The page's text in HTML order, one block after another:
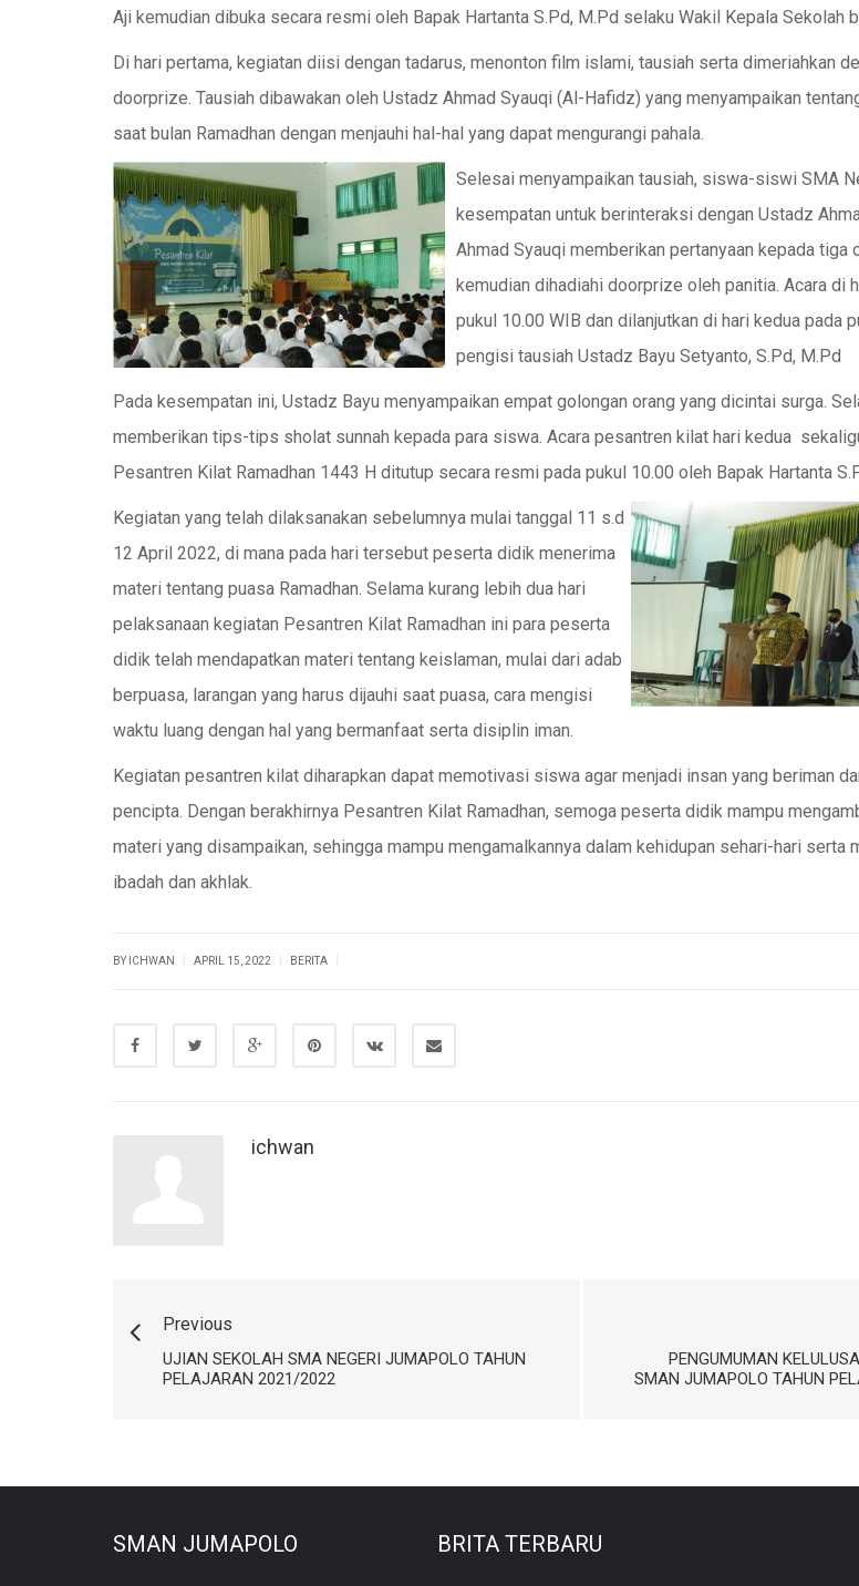
Aji kemudian dibuka secara resmi oleh Bapak Hartanta S.Pd, M.Pd selaku Wakil Kepala Sekolah
Di hari pertama, kegiatan diisi dengan tadarus, menonton film islami, tausiah serta dimeriahkan
doorprize. Tausiah dibawakan oleh Ustadz Ahmad Syauqi (Al-Hafidz) yang menyampaikan
saat bulan Ramadhan dengan menjauhi hal-hal yang dapat mengurangi pahala.
Selesai menyampaikan tausiah, siswa-siswi SMA
kesempatan untuk berinteraksi dengan Ustadz
Ahmad Syauqi memberikan pertanyaan kepada tiga
kemudian dihadiahi doorprize oleh panitia. Acara di
pukul 10.00 WIB dan dilanjutkan di hari kedua pada
pengisi tausiah Ustadz Bayu Setyanto, S.Pd, M.Pd
Pada kesempatan ini, Ustadz Bayu menyampaikan empat golongan orang yang dicintai surga.
memberikan tips-tips sholat sunnah kepada para siswa. Acara pesantren kilat hari kedua
Pesantren Kilat Ramadhan 1443 H ditutup secara resmi pada pukul 10.00 oleh Bapak Hartanta
Kegiatan yang telah dilaksanakan sebelumnya mulai tanggal 11 s.d
12 April 2022, di mana pada hari tersebut peserta didik menerima
materi tentang puasa Ramadhan. Selama kurang lebih dua hari
pelaksanaan kegiatan Pesantren Kilat Ramadhan ini para peserta
didik telah mendapatkan materi tentang keislaman, mulai dari adab
berpuasa, larangan yang harus dijauhi saat puasa, cara mengisi
waktu luang dengan hal yang bermanfaat serta disiplin iman.
Kegiatan pesantren kilat diharapkan dapat memotivasi siswa agar menjadi insan yang beriman
pencipta. Dengan berakhirnya Pesantren Kilat Ramadhan, semoga peserta didik mampu
materi yang disampaikan, sehingga mampu mengamalkannya dalam kehidupan sehari-hari serta
ibadah dan akhlak.
BY ICHWAN APRIL 15, 2022 BERITA
ichwan
Previous
UJIAN SEKOLAH SMA NEGERI JUMAPOLO TAHUN
PELAJARAN 2021/2022
PENGUMUMAN
SMAN JUMAPOLO TAHUN
SMAN JUMAPOLO
BRITA TERBARU